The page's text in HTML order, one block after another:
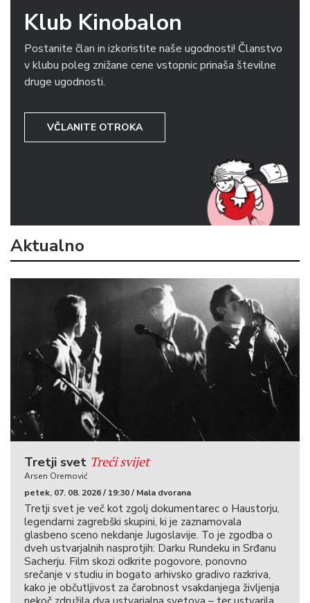
Klub Kinobalon
Postanite član in izkoristite naše ugodnosti! Članstvo
v klubu poleg znižane cene vstopnic prinaša številne
druge ugodnosti.
VČLANITE OTROKA
Aktualno
Tretji svet Treći svijet
Arsen Oremović
petek, 07. 08. 2026 / 19:30 / Mala dvorana
Tretji svet je več kot zgolj dokumentarec o Haustorju,
legendarni zagrebški skupini, ki je zaznamovala
glasbeno sceno nekdanje Jugoslavije. To je zgodba o
dveh ustvarjalnih nasprotjih: Darku Rundeku in Srđanu
Sacherju. Film skozi odkrite pogovore, ponovno
srečanje v studiu in bogato arhivsko gradivo razkriva,
kako je občutljivost za čarobnost vsakdanjega življenja